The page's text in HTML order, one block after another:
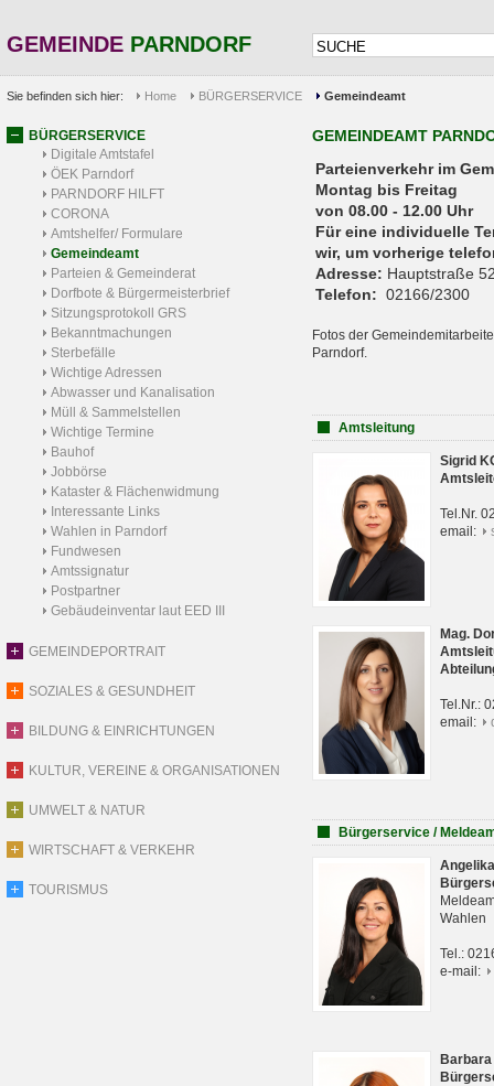
GEMEINDE PARNDORF
Sie befinden sich hier: Home BÜRGERSERVICE Gemeindeamt
BÜRGERSERVICE
Digitale Amtstafel
ÖEK Parndorf
PARNDORF HILFT
CORONA
Amtshelfer/ Formulare
Gemeindeamt
Parteien & Gemeinderat
Dorfbote & Bürgermeisterbrief
Sitzungsprotokoll GRS
Bekanntmachungen
Sterbefälle
Wichtige Adressen
Abwasser und Kanalisation
Müll & Sammelstellen
Wichtige Termine
Bauhof
Jobbörse
Kataster & Flächenwidmung
Interessante Links
Wahlen in Parndorf
Fundwesen
Amtssignatur
Postpartner
Gebäudeinventar laut EED III
GEMEINDEPORTRAIT
SOZIALES & GESUNDHEIT
BILDUNG & EINRICHTUNGEN
KULTUR, VEREINE & ORGANISATIONEN
UMWELT & NATUR
WIRTSCHAFT & VERKEHR
TOURISMUS
GEMEINDEAMT
Parteienverkehr
Montag bis Freitag
von 08.00 - 12.00 Uhr
Für eine individuelle
wir, um vorherige
Adresse: Hauptstraße
Telefon: 02166/2300
Fotos der
Parndorf.
Amtsleitung
Sigrid
Tel.Nr.
email:
Mag.
Tel.Nr.:
email:
Bürgerservice /
Wahlen
Tel.:
e-mail: